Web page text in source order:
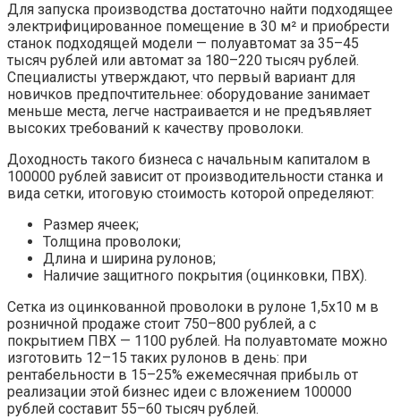
Для запуска производства достаточно найти подходящее
электрифицированное помещение в 30 м² и приобрести
станок подходящей модели — полуавтомат за 35–45
тысяч рублей или автомат за 180–220 тысяч рублей.
Специалисты утверждают, что первый вариант для
новичков предпочтительнее: оборудование занимает
меньше места, легче настраивается и не предъявляет
высоких требований к качеству проволоки.
Доходность такого бизнеса с начальным капиталом в
100000 рублей зависит от производительности станка и
вида сетки, итоговую стоимость которой определяют:
Размер ячеек;
Толщина проволоки;
Длина и ширина рулонов;
Наличие защитного покрытия (оцинковки, ПВХ).
Сетка из оцинкованной проволоки в рулоне 1,5х10 м в
розничной продаже стоит 750–800 рублей, а с
покрытием ПВХ — 1100 рублей. На полуавтомате можно
изготовить 12–15 таких рулонов в день: при
рентабельности в 15–25% ежемесячная прибыль от
реализации этой бизнес идеи с вложением 100000
рублей составит 55–60 тысяч рублей.